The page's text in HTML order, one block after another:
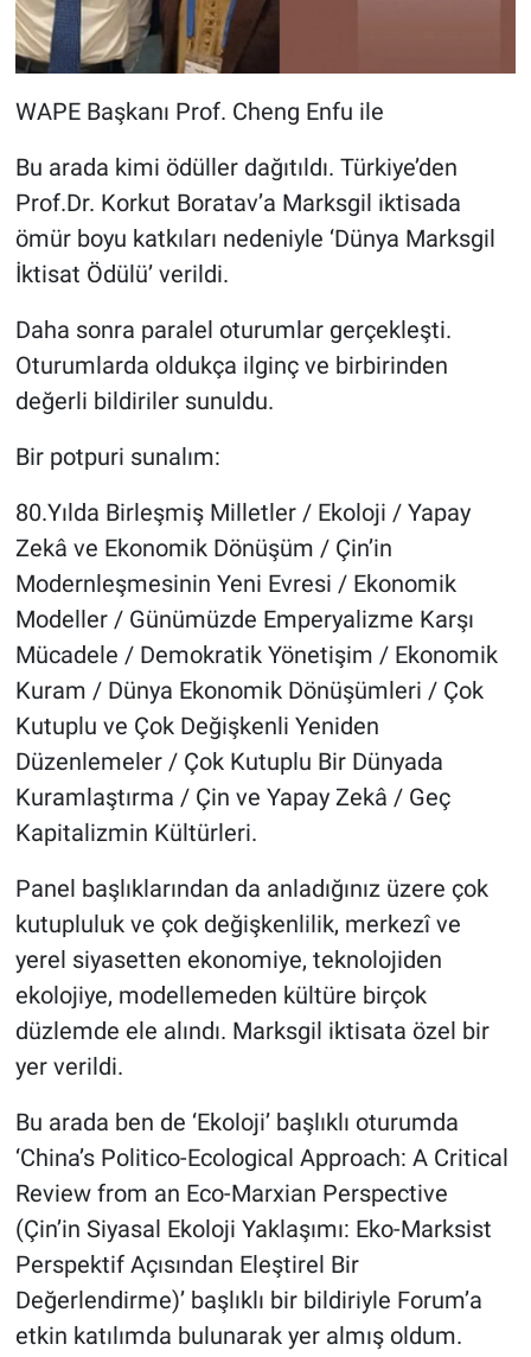
WAPE Başkanı Prof. Cheng Enfu ile
Bu arada kimi ödüller dağıtıldı. Türkiye’den
Prof.Dr. Korkut Boratav’a Marksgil iktisada
ömür boyu katkıları nedeniyle ‘Dünya Marksgil
İktisat Ödülü’ verildi.
Daha sonra paralel oturumlar gerçekleşti.
Oturumlarda oldukça ilginç ve birbirinden
değerli bildiriler sunuldu.
Bir potpuri sunalım:
80.Yılda Birleşmiş Milletler / Ekoloji / Yapay
Zekâ ve Ekonomik Dönüşüm / Çin’in
Modernleşmesinin Yeni Evresi / Ekonomik
Modeller / Günümüzde Emperyalizme Karşı
Mücadele / Demokratik Yönetişim / Ekonomik
Kuram / Dünya Ekonomik Dönüşümleri / Çok
Kutuplu ve Çok Değişkenli Yeniden
Düzenlemeler / Çok Kutuplu Bir Dünyada
Kuramlaştırma / Çin ve Yapay Zekâ / Geç
Kapitalizmin Kültürleri.
Panel başlıklarından da anladığınız üzere çok
kutupluluk ve çok değişkenlilik, merkezî ve
yerel siyasetten ekonomiye, teknolojiden
ekolojiye, modellemeden kültüre birçok
düzlemde ele alındı. Marksgil iktisata özel bir
yer verildi.
Bu arada ben de ‘Ekoloji’ başlıklı oturumda
‘China’s Politico-Ecological Approach: A Critical
Review from an Eco-Marxian Perspective
(Çin’in Siyasal Ekoloji Yaklaşımı: Eko-Marksist
Perspektif Açısından Eleştirel Bir
Değerlendirme)’ başlıklı bir bildiriyle Forum’a
etkin katılımda bulunarak yer almış oldum.